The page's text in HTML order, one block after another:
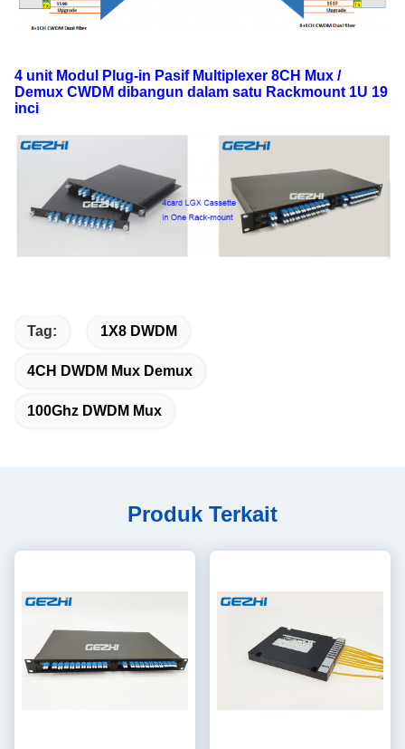
4 unit Modul Plug-in Pasif Multiplexer 8CH Mux /
Demux CWDM dibangun dalam satu Rackmount 1U 19
inci
Tag: 1X8 DWDM
4CH DWDM Mux Demux
100Ghz DWDM Mux
Produk Terkait